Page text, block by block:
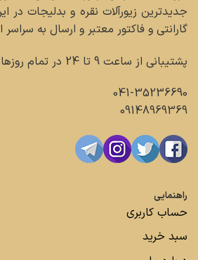
جدیدترین زیورآلات نقره و بدلیجات در
گارانتی و فاکتور معتبر و ارسال به سراسر
پشتیبانی از ساعت 9 تا 24 در تمام روزهای هفته :
041-35236690
09148969369
راهنمایی
حساب کاربری
سبد خرید